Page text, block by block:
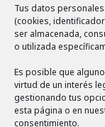
Tus datos
(cookies,
ser almacenada,
o utilizada
Es posible que
virtud de un interés
gestionando tus
esta página o en
consentimiento.